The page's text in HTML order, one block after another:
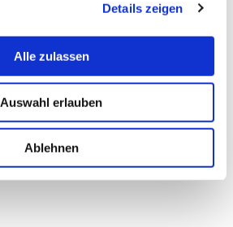
Details zeigen
Alle zulassen
Auswahl erlauben
Ablehnen